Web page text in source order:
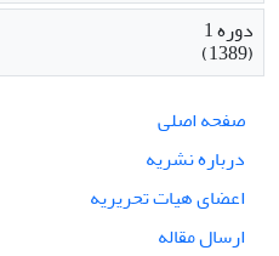
دوره 1
(1389)
صفحه اصلی
درباره نشریه
اعضای هیات تحریریه
ارسال مقاله